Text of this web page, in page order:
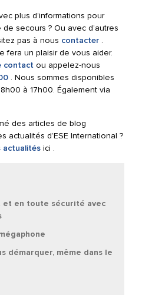
plus d’informations pour
secours ? Ou avec d’autres
pas à nous contacter .
fera un plaisir de vous aider.
contact ou appelez-nous
. Nous sommes disponibles
à 17h00. Également via
des articles de blog
actualités d’ESE International ?
actualités ici .
et en toute sécurité avec
démarquer, même dans le